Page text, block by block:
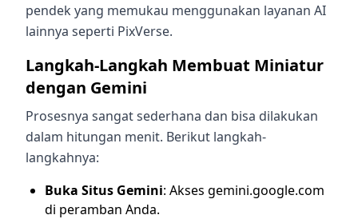
pendek yang memukau menggunakan layanan AI
lainnya seperti PixVerse.
Langkah-Langkah Membuat Miniatur
dengan Gemini
Prosesnya sangat sederhana dan bisa dilakukan
dalam hitungan menit. Berikut langkah-
langkahnya:
Buka Situs Gemini: Akses gemini.google.com
di peramban Anda.